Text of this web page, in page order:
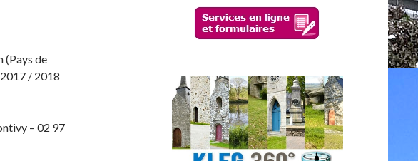
(Pays de
2017 / 2018
– 02 97